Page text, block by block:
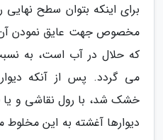
برای اینکه بتوان سطح نهایی
مخصوص جهت عایق نمودن آن
که حلال در آب است، به
می گردد. پس از آنکه
خشک شد، با رول نقاشی و
دیوارها آغشته به این